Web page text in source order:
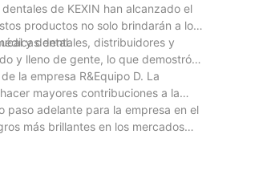
de KEXIN han alcanzado el
productos no solo brindarán a los
y dental.
dentales, distribuidores y
y lleno de gente, lo que demostró
la empresa R&Equipo D. La
mayores contribuciones a la
adelante para la empresa en el
más brillantes en los mercados